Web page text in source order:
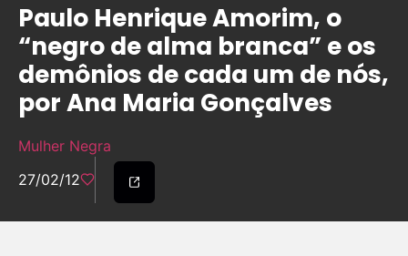
Paulo Henrique Amorim, o
“negro de alma branca” e os
demônios de cada um de nós,
por Ana Maria Gonçalves
Mulher Negra
27/02/12